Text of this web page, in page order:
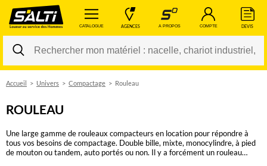
CATALOGUE AGENCES A PROPOS COMPTE DEVIS
Accueil Univers Compactage Rouleau
ROULEAU
Une large gamme de rouleaux compacteurs en location pour répondre à
tous vos besoins de compactage. Double bille, mixte, monocylindre, à pied
de mouton ou tandem, auto portés ou non. Il y a forcément un rouleau